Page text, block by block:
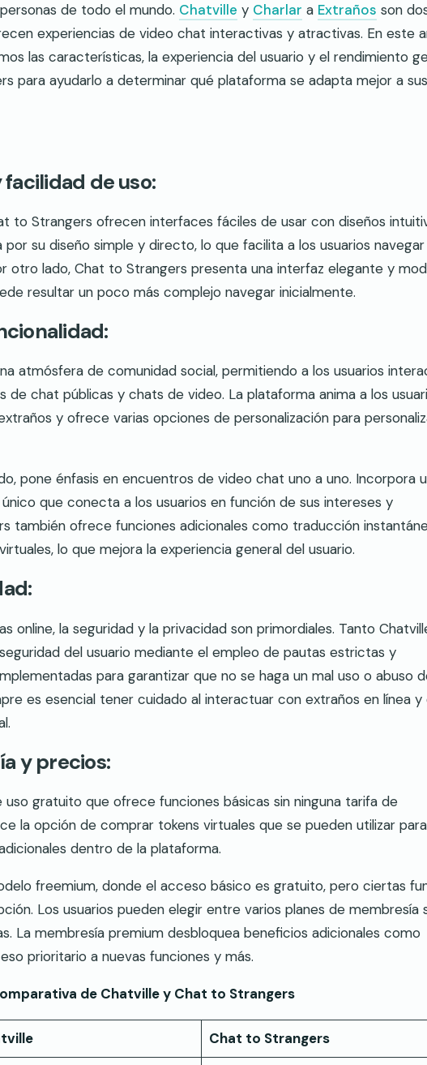
de todo el mundo. Chatville y Charlar a Extraños son
experiencias de video chat interactivas y atractivas. En este
las características, la experiencia del usuario y el rendimiento
para ayudarlo a determinar qué plataforma se adapta mejor a sus
de uso:
to Strangers ofrecen interfaces fáciles de usar con diseños
su diseño simple y directo, lo que facilita a los usuarios
otro lado, Chat to Strangers presenta una interfaz elegante y
resultar un poco más complejo navegar inicialmente.
atmósfera de comunidad social, permitiendo a los usuarios
de chat públicas y chats de video. La plataforma anima a los
y ofrece varias opciones de personalización para
pone énfasis en encuentros de video chat uno a uno. Incorpora
que conecta a los usuarios en función de sus intereses y
también ofrece funciones adicionales como traducción
lo que mejora la experiencia general del usuario.
online, la seguridad y la privacidad son primordiales. Tanto
del usuario mediante el empleo de pautas estrictas y
para garantizar que no se haga un mal uso o abuso
es esencial tener cuidado al interactuar con extraños en línea
y precios:
gratuito que ofrece funciones básicas sin ninguna tarifa de
la opción de comprar tokens virtuales que se pueden utilizar para
dentro de la plataforma.
freemium, donde el acceso básico es gratuito, pero ciertas
Los usuarios pueden elegir entre varios planes de membresía
La membresía premium desbloquea beneficios adicionales como
prioritario a nuevas funciones y más.
de Chatville y Chat to Strangers
Chat to Strangers